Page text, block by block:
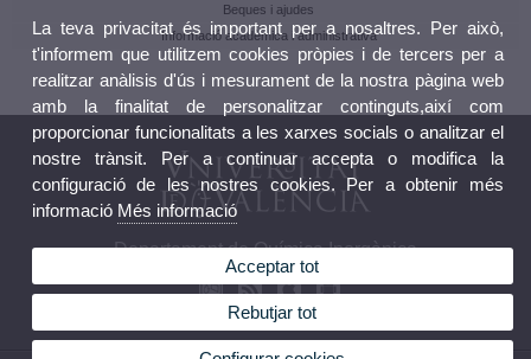
Beques i ajudes
Informació acadèmica i administrativa
Departament de Química Inorgànica
La teva privacitat és important per a nosaltres. Per això,
t'informem que utilitzem cookies pròpies i de tercers per a
realitzar anàlisis d'ús i mesurament de la nostra pàgina web
amb la finalitat de personalitzar continguts,així com
proporcionar funcionalitats a les xarxes socials o analitzar el
nostre trànsit. Per a continuar accepta o modifica la
configuració de les nostres cookies. Per a obtenir més
informació Més informació
Acceptar tot
Rebutjar tot